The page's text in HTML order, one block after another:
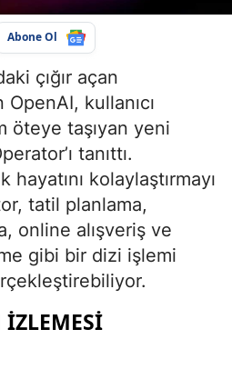
Abone Ol
çığır açan
kullanıcı
öteye taşıyan yeni
tanıttı.
hayatını kolaylaştırmayı
tatil planlama,
online alışveriş ve
gibi bir dizi işlemi